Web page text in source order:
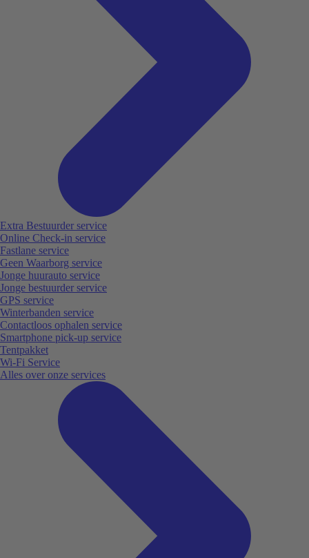
Extra Bestuurder service
Online Check-in service
Fastlane service
Geen Waarborg service
Jonge huurauto service
Jonge bestuurder service
GPS service
Winterbanden service
Contactloos ophalen service
Smartphone pick-up service
Tentpakket
Wi-Fi Service
Alles over onze services